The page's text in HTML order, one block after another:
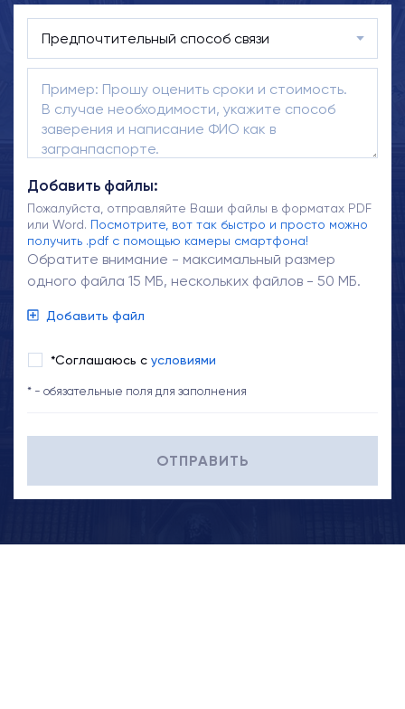
Добавить файлы:
Пожалуйста, отправляйте Ваши файлы в форматах PDF
или Word. Посмотрите, вот так быстро и просто можно
получить .pdf с помощью камеры смартфона!
Обратите внимание - максимальный размер
одного файла 15 МБ, нескольких файлов - 50 МБ.
Добавить файл
*Соглашаюсь с условиями
* - обязательные поля для заполнения
ОТПРАВИТЬ